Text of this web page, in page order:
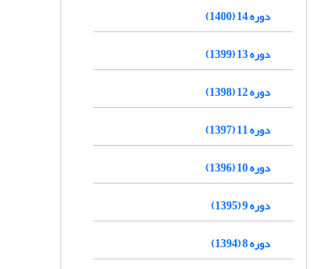
دوره 14 (1400)
دوره 13 (1399)
دوره 12 (1398)
دوره 11 (1397)
دوره 10 (1396)
دوره 9 (1395)
دوره 8 (1394)